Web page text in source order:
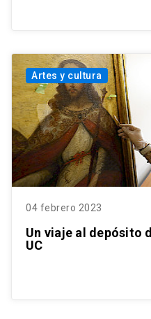
Artes y cultura
04 febrero 2023
Un viaje al depósito
UC